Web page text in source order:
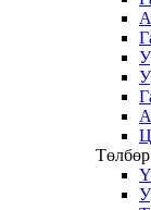
Төлбөр